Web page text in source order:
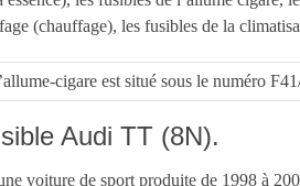
(chauffage), les fusibles de la
cigare est situé sous le numéro
Audi TT (8N).
voiture de sport produite de 1998 à